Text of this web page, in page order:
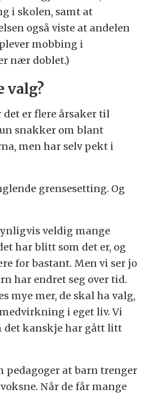
i skolen, samt at
også viste at andelen
mobbing i
nær doblet.)
valg?
det er flere årsaker til
snakker om blant
men har selv pekt i
grensesetting. Og
veldig mange
har blitt som det er, og
for bastant. Men vi ser jo
har endret seg over tid.
mye mer, de skal ha valg,
i eget liv. Vi
det kanskje har gått litt
pedagoger at barn trenger
Når de får mange